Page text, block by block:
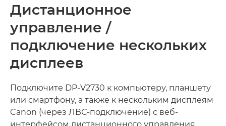
Дистанционное
управление /
подключение нескольких
дисплеев
Подключите DP-V2730 к компьютеру, планшету
или смартфону, а также к нескольким дисплеям
Canon (через ЛВС-подключение) с веб-